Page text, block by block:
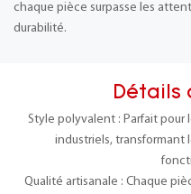
chaque pièce surpasse les
durabilité.
Détails
Style polyvalent : Parfait pour
industriels, transformant
Qualité artisanale : Chaque